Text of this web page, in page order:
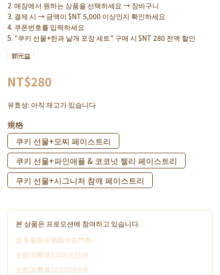
2. 매장에서 원하는 상품을 선택하세요 → 장바구니
3. 결제 시 → 금액이 $NT 5,000 이상인지 확인하세요
4. 쿠폰번호를 입력하세요
5. "쿠키 선물+한과 낱개 포장 세트" 구매 시 $NT 280 전액 할인
郭元益
NT$280
유효성: 아직 재고가 있습니다
規格
쿠키 선물+모찌 페이스트리
쿠키 선물+파인애플 & 코코넛 젤리 페이스트리
쿠키 선물+시그니처 참깨 페이스트리
본 상품은 프로모션에 참여하고 있습니다.
更多優惠詳情請洽各門市
全館消費滿3,000元95折
全館消費滿10,000元9折